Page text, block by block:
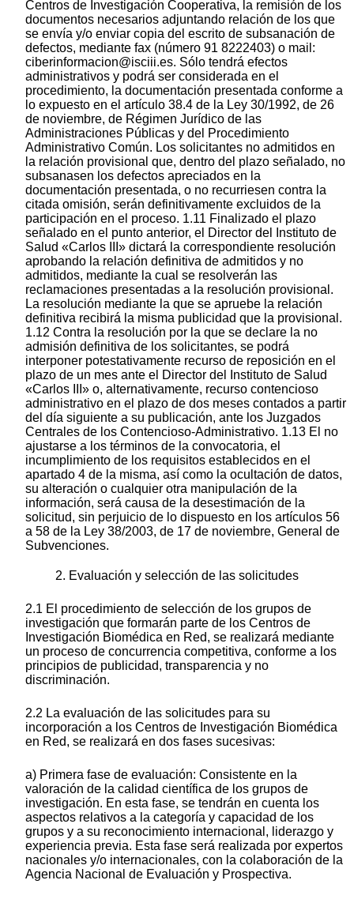
Centros de Investigación Cooperativa, la remisión de los
documentos necesarios adjuntando relación de los que
se envía y/o enviar copia del escrito de subsanación de
defectos, mediante fax (número 91 8222403) o mail:
ciberinformacion@isciii.es. Sólo tendrá efectos
administrativos y podrá ser considerada en el
procedimiento, la documentación presentada conforme a
lo expuesto en el artículo 38.4 de la Ley 30/1992, de 26
de noviembre, de Régimen Jurídico de las
Administraciones Públicas y del Procedimiento
Administrativo Común. Los solicitantes no admitidos en
la relación provisional que, dentro del plazo señalado, no
subsanasen los defectos apreciados en la
documentación presentada, o no recurriesen contra la
citada omisión, serán definitivamente excluidos de la
participación en el proceso. 1.11 Finalizado el plazo
señalado en el punto anterior, el Director del Instituto de
Salud «Carlos III» dictará la correspondiente resolución
aprobando la relación definitiva de admitidos y no
admitidos, mediante la cual se resolverán las
reclamaciones presentadas a la resolución provisional.
La resolución mediante la que se apruebe la relación
definitiva recibirá la misma publicidad que la provisional.
1.12 Contra la resolución por la que se declare la no
admisión definitiva de los solicitantes, se podrá
interponer potestativamente recurso de reposición en el
plazo de un mes ante el Director del Instituto de Salud
«Carlos III» o, alternativamente, recurso contencioso
administrativo en el plazo de dos meses contados a partir
del día siguiente a su publicación, ante los Juzgados
Centrales de los Contencioso-Administrativo. 1.13 El no
ajustarse a los términos de la convocatoria, el
incumplimiento de los requisitos establecidos en el
apartado 4 de la misma, así como la ocultación de datos,
su alteración o cualquier otra manipulación de la
información, será causa de la desestimación de la
solicitud, sin perjuicio de lo dispuesto en los artículos 56
a 58 de la Ley 38/2003, de 17 de noviembre, General de
Subvenciones.
2. Evaluación y selección de las solicitudes
2.1 El procedimiento de selección de los grupos de
investigación que formarán parte de los Centros de
Investigación Biomédica en Red, se realizará mediante
un proceso de concurrencia competitiva, conforme a los
principios de publicidad, transparencia y no
discriminación.
2.2 La evaluación de las solicitudes para su
incorporación a los Centros de Investigación Biomédica
en Red, se realizará en dos fases sucesivas:
a) Primera fase de evaluación: Consistente en la
valoración de la calidad científica de los grupos de
investigación. En esta fase, se tendrán en cuenta los
aspectos relativos a la categoría y capacidad de los
grupos y a su reconocimiento internacional, liderazgo y
experiencia previa. Esta fase será realizada por expertos
nacionales y/o internacionales, con la colaboración de la
Agencia Nacional de Evaluación y Prospectiva.